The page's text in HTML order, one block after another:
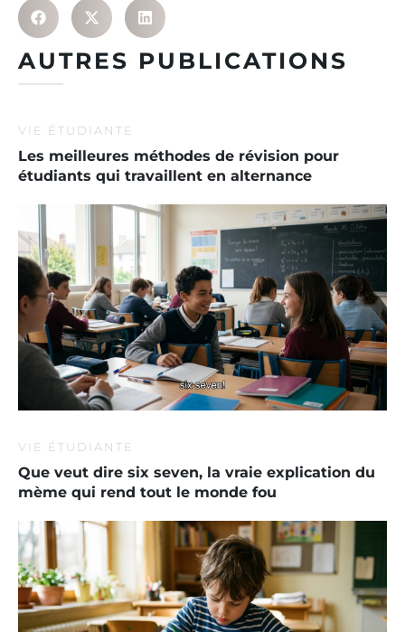
AUTRES PUBLICATIONS
VIE ÉTUDIANTE
Les meilleures méthodes de révision pour
étudiants qui travaillent en alternance
VIE ÉTUDIANTE
Que veut dire six seven, la vraie explication du
mème qui rend tout le monde fou